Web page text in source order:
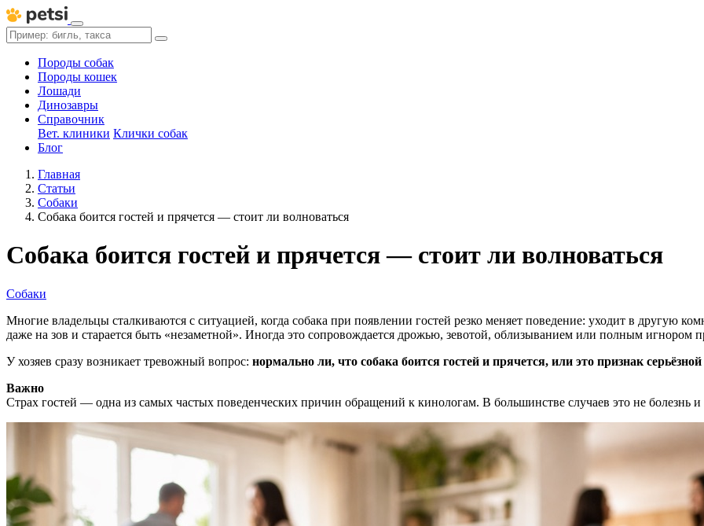
Породы собак
Породы кошек
Лошади
Динозавры
Справочник
Вет. клиники Клички собак
Блог
Главная
Статьи
Собаки
Собака боится гостей и прячется — стоит ли волноваться
Собака боится гостей и прячется — стоит ли волноваться
Собаки
Многие владельцы сталкиваются с ситуацией, когда собака при появлении гостей резко меняет поведение: уходит в другую
даже на зов и старается быть «незаметной». Иногда это сопровождается дрожью, зевотой, облизыванием или полным игнором
У хозяев сразу возникает тревожный вопрос: нормально ли, что собака боится гостей и прячется, или это признак
Важно
Страх гостей — одна из самых частых поведенческих причин обращений к кинологам. В большинстве случаев это не болезнь